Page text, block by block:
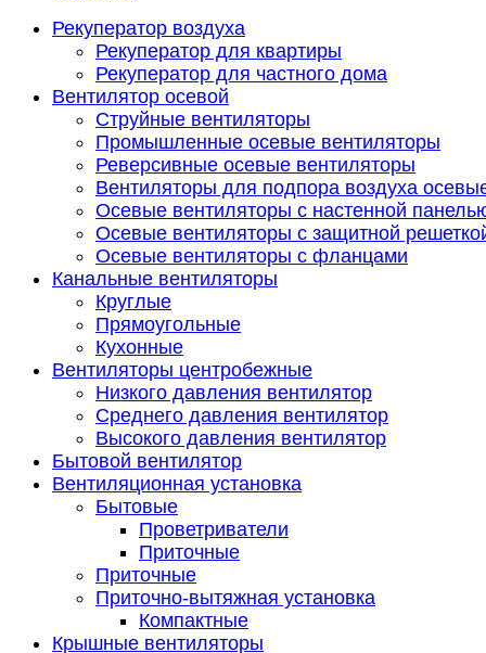
Рекуператор воздуха
Рекуператор для квартиры
Рекуператор для частного дома
Вентилятор осевой
Струйные вентиляторы
Промышленные осевые вентиляторы
Реверсивные осевые вентиляторы
Вентиляторы для подпора воздуха
Осевые вентиляторы с настенной
Осевые вентиляторы с защитной
Осевые вентиляторы с фланцами
Канальные вентиляторы
Круглые
Прямоугольные
Кухонные
Вентиляторы центробежные
Низкого давления вентилятор
Среднего давления вентилятор
Высокого давления вентилятор
Бытовой вентилятор
Вентиляционная установка
Бытовые
Проветриватели
Приточные
Приточные
Приточно-вытяжная установка
Компактные
Крышные вентиляторы